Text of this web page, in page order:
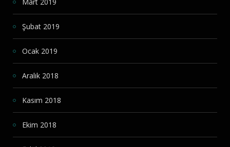
Şubat 2019
Ocak 2019
Aralık 2018
Kasım 2018
Ekim 2018